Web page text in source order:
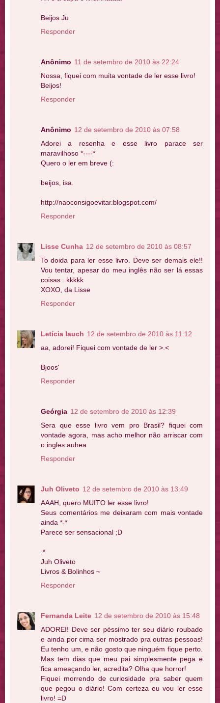
Beijos Ju
Responder
Anônimo 11 de setembro de 2010 às 22:24
Nossa, fiquei com muita vontade de ler esse livro!
Beijos!
Responder
Anônimo 12 de setembro de 2010 às 07:58
Adorei a resenha e esse livro parace ser
maravilhoso *----*
Quero o ler em breve (:
beijos, isa.
http://naoconsigoevitar.blogspot.com/
Responder
Lisse Cunha 12 de setembro de 2010 às 08:57
To doida para ler esse livro. Deve ser demais ele!!
Vou tentar, apesar do meu inglês não ser lá essas
coisas...kkkkk
XOXO, da Lisse
Responder
Letícia Iauch 12 de setembro de 2010 às 11:12
aa, adorei! Fiquei com vontade de ler >.<
Bjoos'
Responder
Geórgia 12 de setembro de 2010 às 12:39
Sera que esse livro vem pro Brasil? fiquei com
vontade agora, mas acho melhor não arriscar com
o ingles auhea
Responder
Juh Oliveto 12 de setembro de 2010 às 13:49
AAAH, quero MUITO ler esse livro!
Seus comentários me deixaram com mais vontade
ainda *-*
Parece ser sensacional ;D
:*
Juh Oliveto
Livros & Bolinhos ~
Responder
Fernanda Leite 12 de setembro de 2010 às 15:48
ADOREI! Deve ser péssimo ter seu diário roubado
e ainda por cima ser mostrado pra outras pessoas!
Eu tenho um, e não gosto que ninguém fique perto.
Mas tem dias que meu pai simplesmente pega e
fica ameaçando ler, acredita? Olha que horror!
Fiquei morrendo de curiosidade pra saber quem
que pegou o diário! Com certeza eu vou ler esse
livro! =D